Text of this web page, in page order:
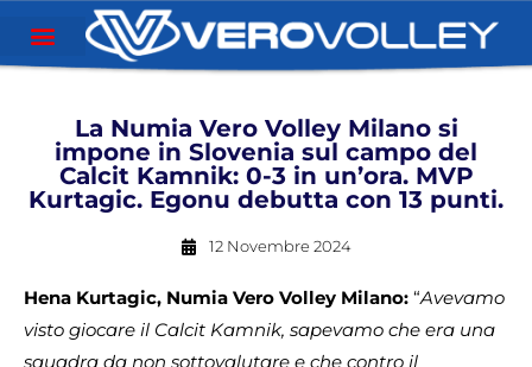
La Numia Vero Volley Milano si
impone in Slovenia sul campo del
Calcit Kamnik: 0-3 in un’ora. MVP
Kurtagic. Egonu debutta con 13 punti.
12 Novembre 2024
Hena Kurtagic, Numia Vero Volley Milano: “Avevamo
visto giocare il Calcit Kamnik, sapevamo che era una
squadra da non sottovalutare e che contro il